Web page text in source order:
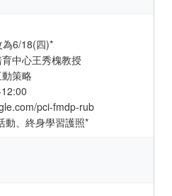
6/18(四)*
中心王秀槐教授
策略
pci-fmdp-rub
動、終身學習護照*